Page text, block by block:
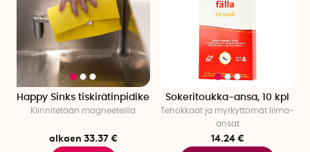
Happy Sinks tiskirätinpidike
Kiinnitetään magneeteilla
alkaen 33.37 €
Sokeritoukka-ansa, 10 kpl
Tehokkaat ja myrkyttömät liima-
ansat
14.24 €